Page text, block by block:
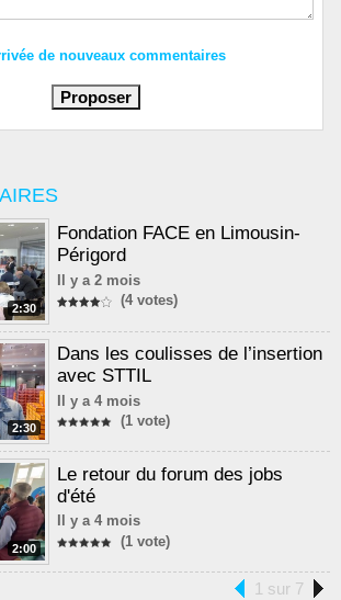
2:30
Fondation FACE en Limousin-
Périgord
Il y a 2 mois
(4 votes)
2:30
Dans les coulisses de l’insertion
avec STTIL
Il y a 4 mois
(1 vote)
2:00
Le retour du forum des jobs
d'été
Il y a 4 mois
(1 vote)
1 sur 7
de nouveaux commentaires